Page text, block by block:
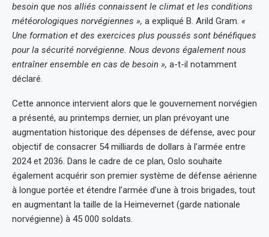
besoin que nos alliés connaissent le climat et les conditions
météorologiques norvégiennes », a expliqué B. Arild Gram. «
Une formation et des exercices plus poussés sont bénéfiques
pour la sécurité norvégienne. Nous devons également nous
entraîner ensemble en cas de besoin », a-t-il notamment
déclaré.
Cette annonce intervient alors que le gouvernement norvégien
a présenté, au printemps dernier, un plan prévoyant une
augmentation historique des dépenses de défense, avec pour
objectif de consacrer 54 milliards de dollars à l’armée entre
2024 et 2036. Dans le cadre de ce plan, Oslo souhaite
également acquérir son premier système de défense aérienne
à longue portée et étendre l’armée d’une à trois brigades, tout
en augmentant la taille de la Heimevernet (garde nationale
norvégienne) à 45 000 soldats.